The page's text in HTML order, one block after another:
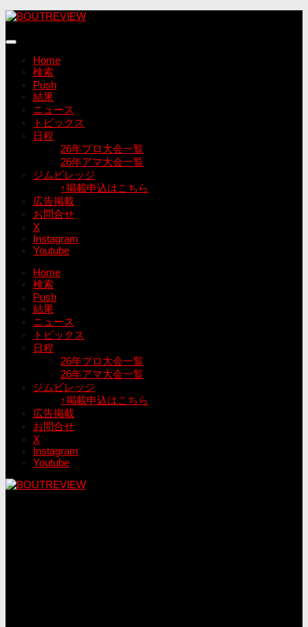
コ
テ
Home
検索
Push
結果
ニュース
トピックス
日程
26年プロ大会一覧
26年アマ大会一覧
ジムビレッジ
↑掲載申込はこちら
広告掲載
お問合せ
X
Instagram
Youtube
Home
検索
Push
結果
ニュース
トピックス
日程
26年プロ大会一覧
26年アマ大会一覧
ジムビレッジ
↑掲載申込はこちら
広告掲載
お問合せ
X
Instagram
Youtube